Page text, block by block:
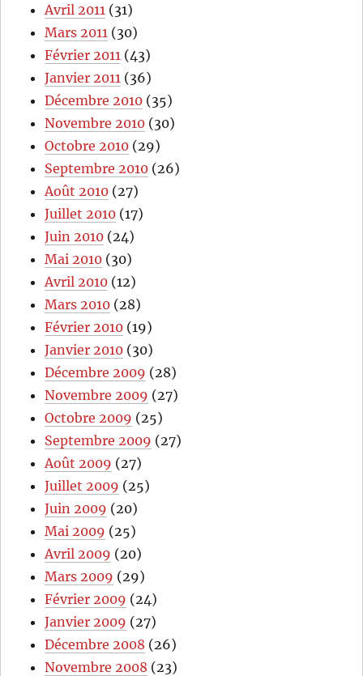
Avril 2011 (31)
Mars 2011 (30)
Février 2011 (43)
Janvier 2011 (36)
Décembre 2010 (35)
Novembre 2010 (30)
Octobre 2010 (29)
Septembre 2010 (26)
Août 2010 (27)
Juillet 2010 (17)
Juin 2010 (24)
Mai 2010 (30)
Avril 2010 (12)
Mars 2010 (28)
Février 2010 (19)
Janvier 2010 (30)
Décembre 2009 (28)
Novembre 2009 (27)
Octobre 2009 (25)
Septembre 2009 (27)
Août 2009 (27)
Juillet 2009 (25)
Juin 2009 (20)
Mai 2009 (25)
Avril 2009 (20)
Mars 2009 (29)
Février 2009 (24)
Janvier 2009 (27)
Décembre 2008 (26)
Novembre 2008 (23)